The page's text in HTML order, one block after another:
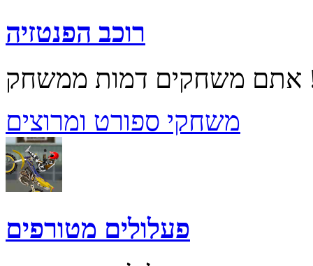
רוכב הפנטזיה
משחקי ספורט ומרוצים
פעלולים מטורפים